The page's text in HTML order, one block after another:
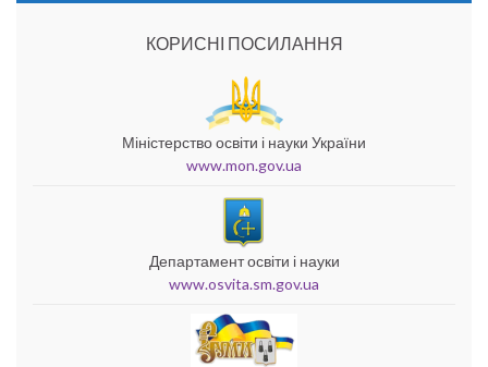
КОРИСНІ ПОСИЛАННЯ
Міністерство освіти і науки України
www.mon.gov.ua
Департамент освіти і науки
www.osvita.sm.gov.ua